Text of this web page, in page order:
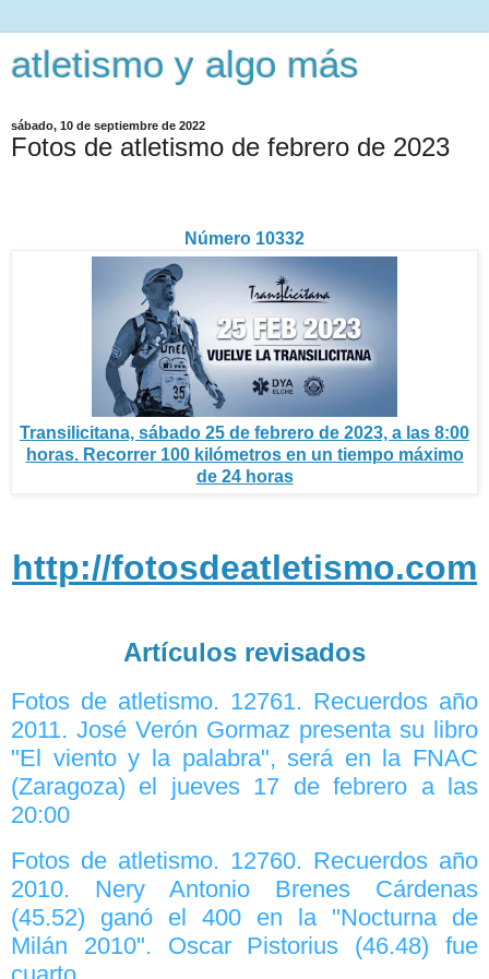
atletismo y algo más
sábado, 10 de septiembre de 2022
Fotos de atletismo de febrero de 2023
Número 10332
Transilicitana, sábado 25 de febrero de 2023, a las 8:00
horas. Recorrer 100 kilómetros en un tiempo máximo
de 24 horas
http://fotosdeatletismo.com
Artículos revisados
Fotos de atletismo. 12761. Recuerdos año
2011. José Verón Gormaz presenta su libro
"El viento y la palabra", será en la FNAC
(Zaragoza) el jueves 17 de febrero a las
20:00
Fotos de atletismo. 12760. Recuerdos año
2010. Nery Antonio Brenes Cárdenas
(45.52) ganó el 400 en la "Nocturna de
Milán 2010". Oscar Pistorius (46.48) fue